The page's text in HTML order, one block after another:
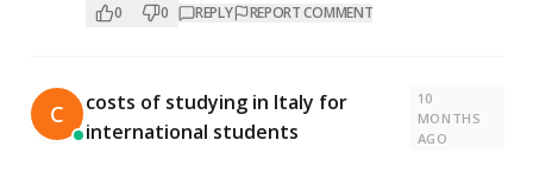
0 0 REPLY REPORT COMMENT
C
costs of studying in Italy for
international students
10
MONTHS
AGO